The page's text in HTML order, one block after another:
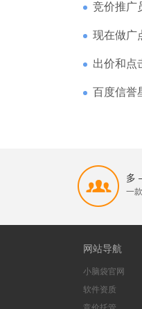
竞价推广员
现在做广
出价和点
百度信誉
多
一
网站导航
小脑袋官网
软件资质